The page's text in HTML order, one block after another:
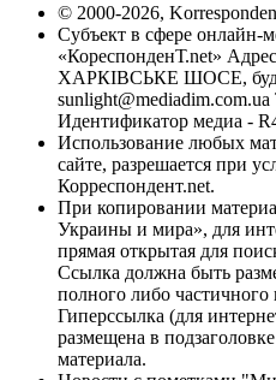
© 2000-2026,
Субъект в сфере онлайн-
«КореспонденТ.net»
ХАРКІВСЬКЕ ШОСЕ,
sunlight@mediadim.com.ua
Идентификатор медиа -
Использование любых
сайте, разрешается при
Корреспондент.net.
При копировании
Украины и мира», для
прямая открытая для
Ссылка должна быть
полного либо частичного
Гиперссылка (для
размещена в
материала.